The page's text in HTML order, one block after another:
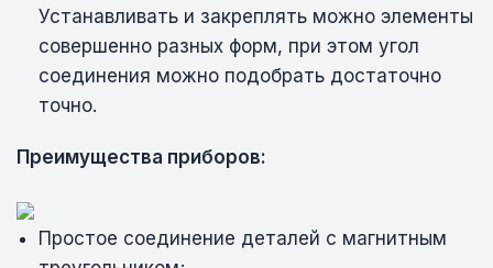
Устанавливать и закреплять можно элементы
совершенно разных форм, при этом угол
соединения можно подобрать достаточно
точно.
Преимущества приборов:
Простое соединение деталей с магнитным